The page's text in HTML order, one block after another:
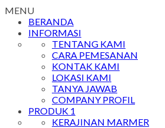
MENU
BERANDA
INFORMASI
TENTANG KAMI
CARA PEMESANAN
KONTAK KAMI
LOKASI KAMI
TANYA JAWAB
COMPANY PROFIL
PRODUK 1
KERAJINAN MARMER